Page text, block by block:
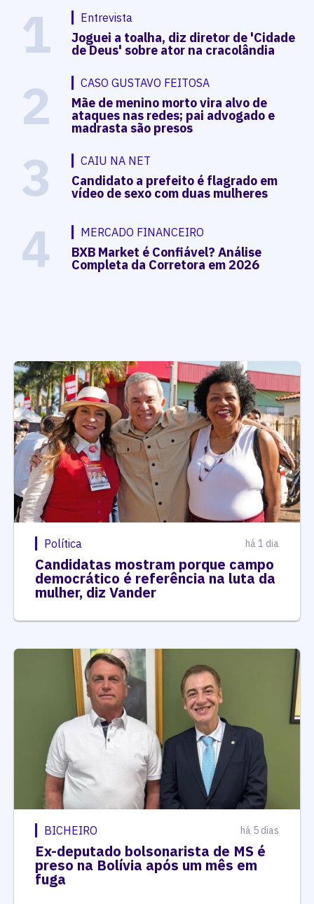
1 Entrevista
Joguei a toalha, diz diretor de 'Cidade
de Deus' sobre ator na cracolândia
2 CASO GUSTAVO FEITOSA
Mãe de menino morto vira alvo de
ataques nas redes; pai advogado e
madrasta são presos
3 CAIU NA NET
Candidato a prefeito é flagrado em
vídeo de sexo com duas mulheres
4 MERCADO FINANCEIRO
BXB Market é Confiável? Análise
Completa da Corretora em 2026
Política há 1 dia
Candidatas mostram porque campo
democrático é referência na luta da
mulher, diz Vander
BICHEIRO há 5 dias
Ex-deputado bolsonarista de MS é
preso na Bolívia após um mês em
fuga